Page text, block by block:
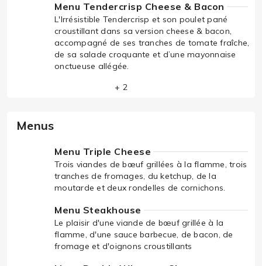
Menu Tendercrisp Cheese & Bacon
L'Irrésistible Tendercrisp et son poulet pané
croustillant dans sa version cheese & bacon,
accompagné de ses tranches de tomate fraîche,
de sa salade croquante et d’une mayonnaise
onctueuse allégée.
+ 2
Menus
Menu Triple Cheese
Trois viandes de bœuf grillées à la flamme, trois
tranches de fromages, du ketchup, de la
moutarde et deux rondelles de cornichons.
Menu Steakhouse
Le plaisir d'une viande de bœuf grillée à la
flamme, d'une sauce barbecue, de bacon, de
fromage et d'oignons croustillants